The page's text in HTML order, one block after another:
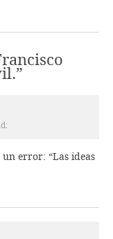
”
un error: “Las ideas